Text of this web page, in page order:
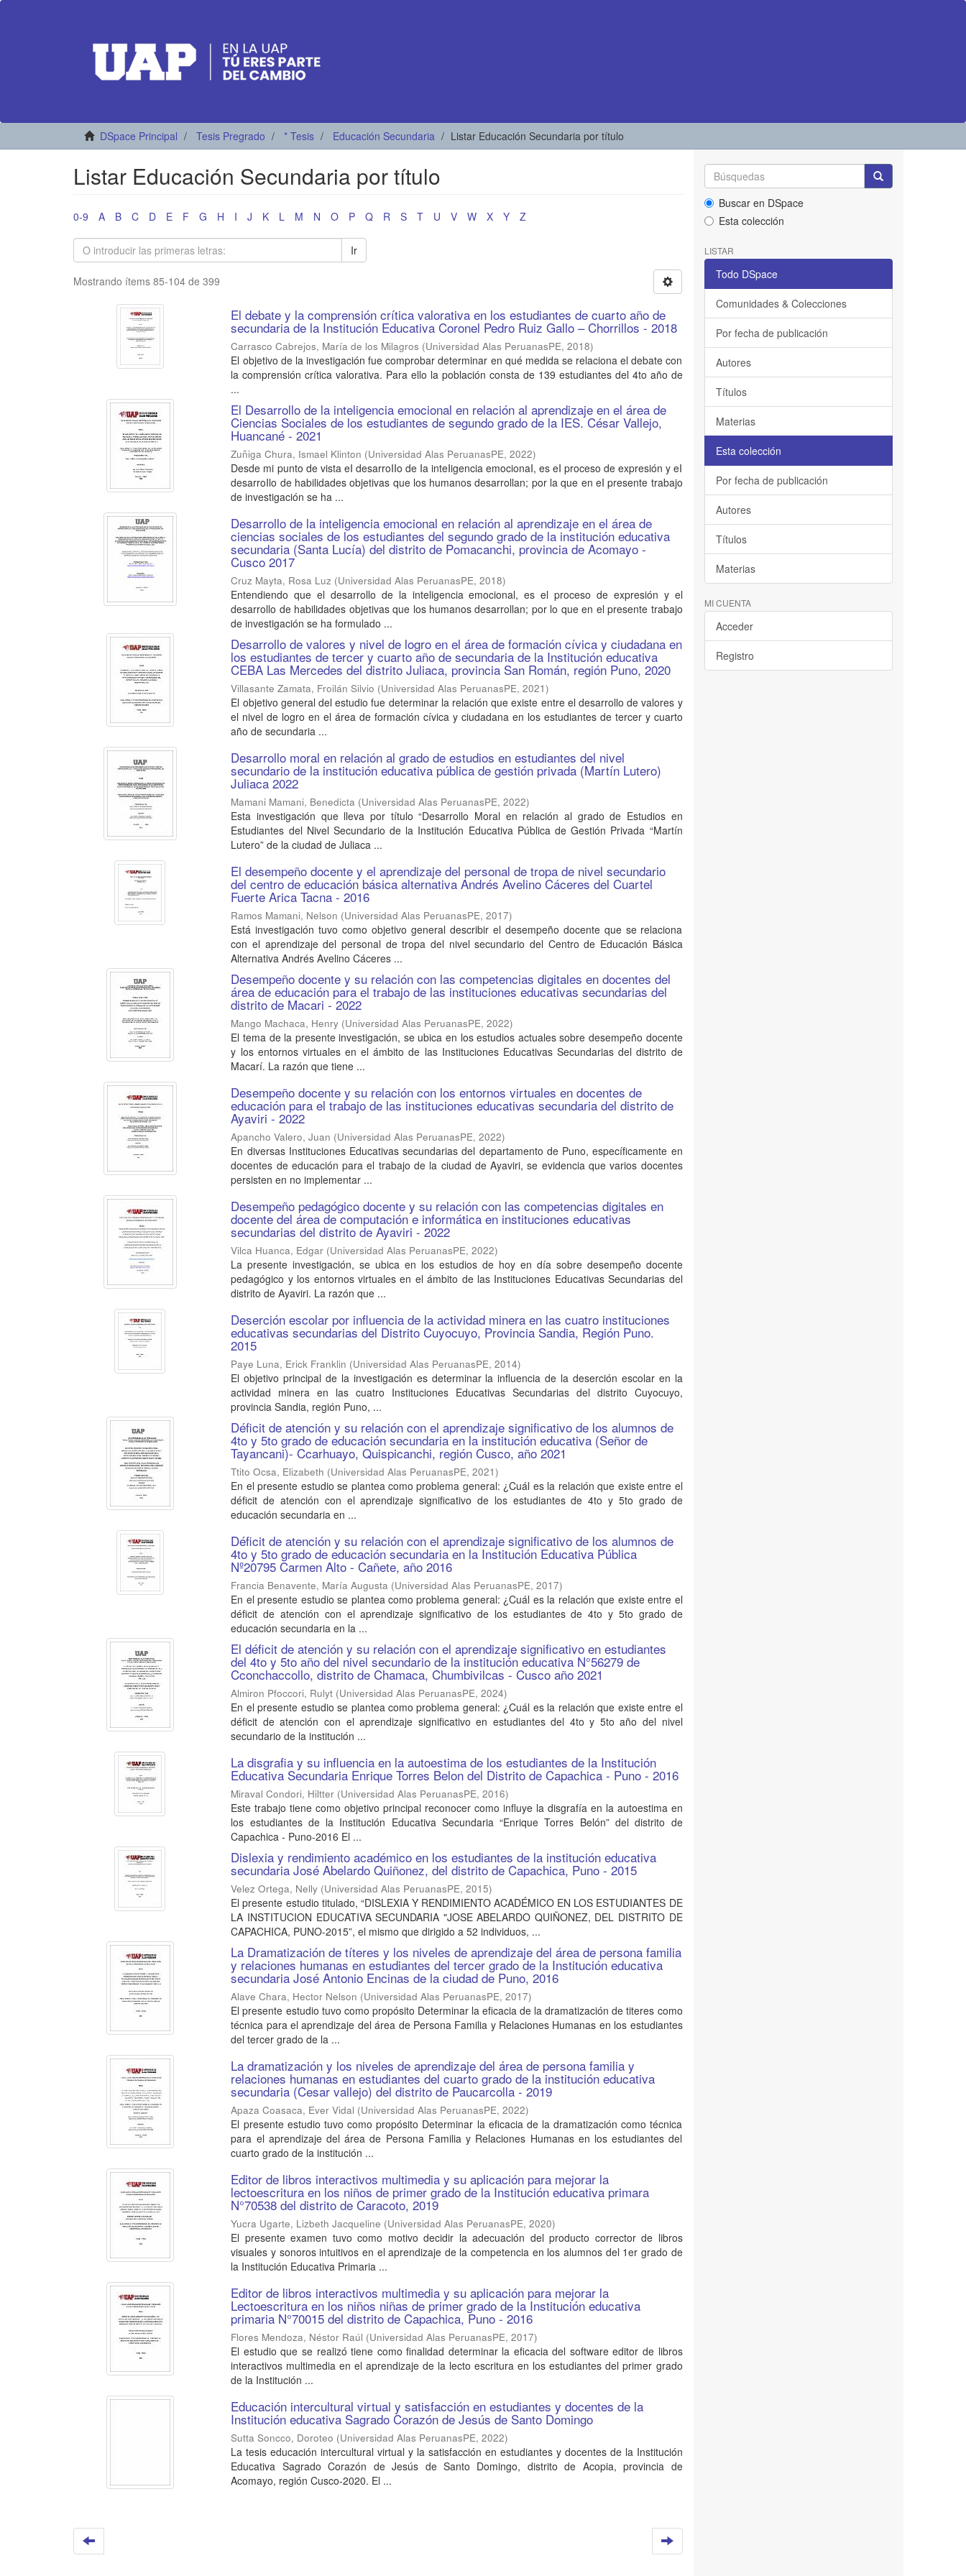
DSpace Principal Tesis Pregrado * Tesis Educación Secundaria Listar Educación Secundaria por título
Listar Educación Secundaria por título
0-9 A B C D E F G H I J K L M N O P Q R S T U V W X Y Z
Ir
Mostrando ítems 85-104 de 399
El debate y la comprensión crítica valorativa en los estudiantes de cuarto año de
secundaria de la Institución Educativa Coronel Pedro Ruiz Gallo – Chorrillos - 2018
Carrasco Cabrejos, María de los Milagros (Universidad Alas PeruanasPE,2018)
El objetivo de la investigación fue comprobar determinar en qué medida se relaciona el debate con
la comprensión crítica valorativa. Para ello la población consta de 139 estudiantes del 4to año de
...
El Desarrollo de la inteligencia emocional en relación al aprendizaje en el área de
Ciencias Sociales de los estudiantes de segundo grado de la IES. César Vallejo,
Huancané - 2021
Zuñiga Chura, Ismael Klinton (Universidad Alas PeruanasPE,2022)
Desde mi punto de vista eI desarroIIo de Ia inteIigencia emocionaI, es eI proceso de expresión y eI
desarroIlo de habilidades objetivas que los humanos desarrollan; por la que en eI presente trabajo
de investigación se ha ...
Desarrollo de la inteligencia emocional en relación al aprendizaje en el área de
ciencias sociales de los estudiantes del segundo grado de la institución educativa
secundaria (Santa Lucía) del distrito de Pomacanchi, provincia de Acomayo -
Cusco 2017
Cruz Mayta, Rosa Luz (Universidad Alas PeruanasPE,2018)
Entendiendo que el desarrollo de la inteligencia emocional, es el proceso de expresión y el
desarrollo de habilidades objetivas que los humanos desarrollan; por lo que en el presente trabajo
de investigación se ha formulado ...
Desarrollo de valores y nivel de logro en el área de formación cívica y ciudadana en
los estudiantes de tercer y cuarto año de secundaria de la Institución educativa
CEBA Las Mercedes del distrito Juliaca, provincia San Román, región Puno, 2020
Villasante Zamata, Froilán Silvio (Universidad Alas PeruanasPE,2021)
El objetivo general del estudio fue determinar la relación que existe entre el desarrollo de valores y
el nivel de logro en el área de formación cívica y ciudadana en los estudiantes de tercer y cuarto
año de secundaria ...
Desarrollo moral en relación al grado de estudios en estudiantes del nivel
secundario de la institución educativa pública de gestión privada (Martín Lutero)
Juliaca 2022
Mamani Mamani, Benedicta (Universidad Alas PeruanasPE,2022)
Esta investigación que lleva por título “Desarrollo Moral en relación al grado de Estudios en
Estudiantes del Nivel Secundario de la Institución Educativa Pública de Gestión Privada “Martín
Lutero” de la ciudad de Juliaca ...
El desempeño docente y el aprendizaje del personal de tropa de nivel secundario
del centro de educación básica alternativa Andrés Avelino Cáceres del Cuartel
Fuerte Arica Tacna - 2016
Ramos Mamani, Nelson (Universidad Alas PeruanasPE,2017)
Está investigación tuvo como objetivo general describir el desempeño docente que se relaciona
con el aprendizaje del personal de tropa del nivel secundario del Centro de Educación Básica
Alternativa Andrés Avelino Cáceres ...
Desempeño docente y su relación con las competencias digitales en docentes del
área de educación para el trabajo de las instituciones educativas secundarias del
distrito de Macari - 2022
Mango Machaca, Henry (Universidad Alas PeruanasPE,2022)
El tema de la presente investigación, se ubica en los estudios actuales sobre desempeño docente
y los entornos virtuales en el ámbito de las Instituciones Educativas Secundarias del distrito de
Macarí. La razón que tiene ...
Desempeño docente y su relación con los entornos virtuales en docentes de
educación para el trabajo de las instituciones educativas secundaria del distrito de
Ayaviri - 2022
Apancho Valero, Juan (Universidad Alas PeruanasPE,2022)
En diversas Instituciones Educativas secundarias del departamento de Puno, específicamente en
docentes de educación para el trabajo de la ciudad de Ayaviri, se evidencia que varios docentes
persisten en no implementar ...
Desempeño pedagógico docente y su relación con las competencias digitales en
docente del área de computación e informática en instituciones educativas
secundarias del distrito de Ayaviri - 2022
Vilca Huanca, Edgar (Universidad Alas PeruanasPE,2022)
La presente investigación, se ubica en los estudios de hoy en día sobre desempeño docente
pedagógico y los entornos virtuales en el ámbito de las Instituciones Educativas Secundarias del
distrito de Ayaviri. La razón que ...
Deserción escolar por influencia de la actividad minera en las cuatro instituciones
educativas secundarias del Distrito Cuyocuyo, Provincia Sandia, Región Puno.
2015
Paye Luna, Erick Franklin (Universidad Alas PeruanasPE,2014)
El objetivo principal de la investigación es determinar la influencia de la deserción escolar en la
actividad minera en las cuatro Instituciones Educativas Secundarias del distrito Cuyocuyo,
provincia Sandia, región Puno, ...
Déficit de atención y su relación con el aprendizaje significativo de los alumnos de
4to y 5to grado de educación secundaria en la institución educativa (Señor de
Tayancani)- Ccarhuayo, Quispicanchi, región Cusco, año 2021
Ttito Ocsa, Elizabeth (Universidad Alas PeruanasPE,2021)
En el presente estudio se plantea como problema general: ¿Cuál es la relación que existe entre el
déficit de atención con el aprendizaje significativo de los estudiantes de 4to y 5to grado de
educación secundaria en ...
Déficit de atención y su relación con el aprendizaje significativo de los alumnos de
4to y 5to grado de educación secundaria en la Institución Educativa Pública
Nº20795 Carmen Alto - Cañete, año 2016
Francia Benavente, María Augusta (Universidad Alas PeruanasPE,2017)
En el presente estudio se plantea como problema general: ¿Cuál es la relación que existe entre el
déficit de atención con el aprendizaje significativo de los estudiantes de 4to y 5to grado de
educación secundaria en la ...
El déficit de atención y su relación con el aprendizaje significativo en estudiantes
del 4to y 5to año del nivel secundario de la institución educativa N°56279 de
Cconchaccollo, distrito de Chamaca, Chumbivilcas - Cusco año 2021
Almiron Pfoccori, Rulyt (Universidad Alas PeruanasPE,2024)
En el presente estudio se plantea como problema general: ¿Cuál es la relación que existe entre el
déficit de atención con el aprendizaje significativo en estudiantes del 4to y 5to año del nivel
secundario de la institución ...
La disgrafia y su influencia en la autoestima de los estudiantes de la Institución
Educativa Secundaria Enrique Torres Belon del Distrito de Capachica - Puno - 2016
Miraval Condori, Hiltter (Universidad Alas PeruanasPE,2016)
Este trabajo tiene como objetivo principal reconocer como influye la disgrafía en la autoestima en
los estudiantes de la Institución Educativa Secundaria “Enrique Torres Belón” del distrito de
Capachica - Puno-2016 El ...
Dislexia y rendimiento académico en los estudiantes de la institución educativa
secundaria José Abelardo Quiñonez, del distrito de Capachica, Puno - 2015
Velez Ortega, Nelly (Universidad Alas PeruanasPE,2015)
El presente estudio titulado, “DISLEXIA Y RENDIMIENTO ACADÉMICO EN LOS ESTUDIANTES DE
LA INSTITUCION EDUCATIVA SECUNDARIA "JOSE ABELARDO QUIÑONEZ, DEL DISTRITO DE
CAPACHICA, PUNO-2015”, el mismo que dirigido a 52 individuos, ...
La Dramatización de títeres y los niveles de aprendizaje del área de persona familia
y relaciones humanas en estudiantes del tercer grado de la Institución educativa
secundaria José Antonio Encinas de la ciudad de Puno, 2016
Alave Chara, Hector Nelson (Universidad Alas PeruanasPE,2017)
El presente estudio tuvo como propósito Determinar la eficacia de la dramatización de titeres como
técnica para el aprendizaje del área de Persona Familia y Relaciones Humanas en los estudiantes
del tercer grado de la ...
La dramatización y los niveles de aprendizaje del área de persona familia y
relaciones humanas en estudiantes del cuarto grado de la institución educativa
secundaria (Cesar vallejo) del distrito de Paucarcolla - 2019
Apaza Coasaca, Ever Vidal (Universidad Alas PeruanasPE,2022)
El presente estudio tuvo como propósito Determinar la eficacia de la dramatización como técnica
para el aprendizaje del área de Persona Familia y Relaciones Humanas en los estudiantes del
cuarto grado de la institución ...
Editor de libros interactivos multimedia y su aplicación para mejorar la
lectoescritura en los niños de primer grado de la Institución educativa primara
N°70538 del distrito de Caracoto, 2019
Yucra Ugarte, Lizbeth Jacqueline (Universidad Alas PeruanasPE,2020)
El presente examen tuvo como motivo decidir la adecuación del producto corrector de libros
visuales y sonoros intuitivos en el aprendizaje de la competencia en los alumnos del 1er grado de
la Institución Educativa Primaria ...
Editor de libros interactivos multimedia y su aplicación para mejorar la
Lectoescritura en los niños niñas de primer grado de la Institución educativa
primaria N°70015 del distrito de Capachica, Puno - 2016
Flores Mendoza, Néstor Raúl (Universidad Alas PeruanasPE,2017)
El estudio que se realizó tiene como finalidad determinar la eficacia del software editor de libros
interactivos multimedia en el aprendizaje de la lecto escritura en los estudiantes del primer grado
de la Institución ...
Educación intercultural virtual y satisfacción en estudiantes y docentes de la
Institución educativa Sagrado Corazón de Jesús de Santo Domingo
Sutta Soncco, Doroteo (Universidad Alas PeruanasPE,2022)
La tesis educación intercultural virtual y la satisfacción en estudiantes y docentes de la Institución
Educativa Sagrado Corazón de Jesús de Santo Domingo, distrito de Acopia, provincia de
Acomayo, región Cusco-2020. El ...
Buscar en DSpace
Esta colección
LISTAR
Todo DSpace
Comunidades & Colecciones
Por fecha de publicación
Autores
Títulos
Materias
Esta colección
Por fecha de publicación
Autores
Títulos
Materias
MI CUENTA
Acceder
Registro